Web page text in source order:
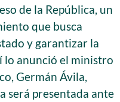
de la República, un
que busca
y garantizar la
lo anunció el ministro
Germán Ávila,
será presentada ante